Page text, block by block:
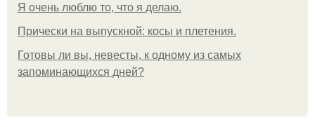
Я очень люблю то, что я делаю.
Прически на выпускной: косы и плетения.
Готовы ли вы, невесты, к одному из самых
запоминающихся дней?